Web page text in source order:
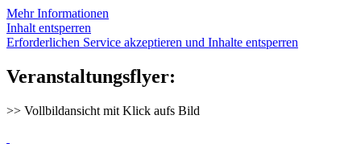
Mehr Informationen
Inhalt entsperren
Erforderlichen Service akzeptieren und Inhalte entsperren
Veranstaltungsflyer:
>> Vollbildansicht mit Klick aufs Bild